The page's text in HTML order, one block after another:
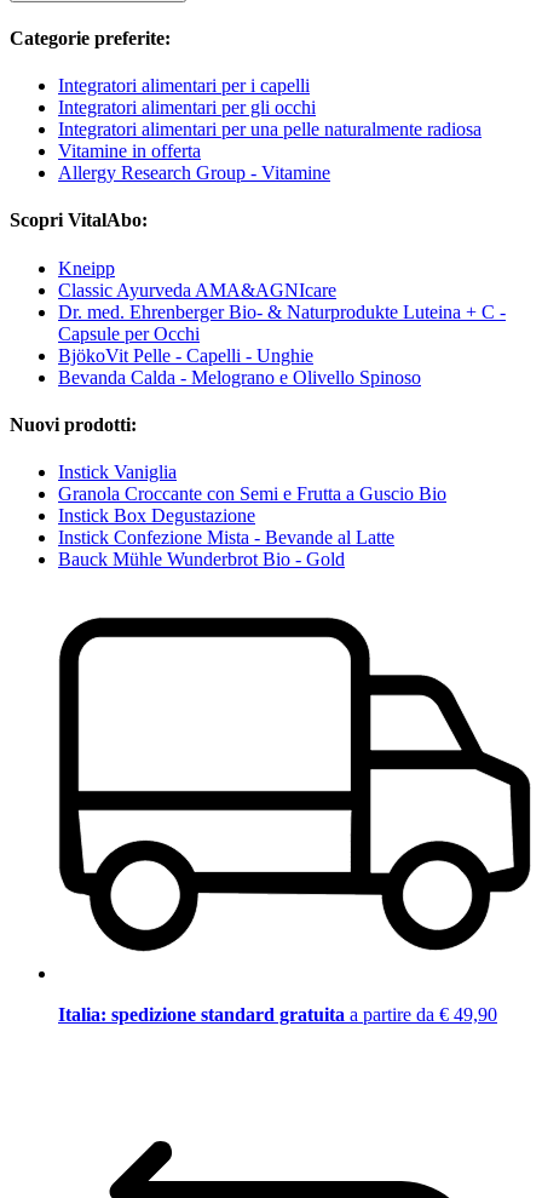
Categorie preferite:
Integratori alimentari per i capelli
Integratori alimentari per gli occhi
Integratori alimentari per una pelle naturalmente radiosa
Vitamine in offerta
Allergy Research Group - Vitamine
Scopri VitalAbo:
Kneipp
Classic Ayurveda AMA&AGNIcare
Dr. med. Ehrenberger Bio- & Naturprodukte Luteina + C -
Capsule per Occhi
BjökoVit Pelle - Capelli - Unghie
Bevanda Calda - Melograno e Olivello Spinoso
Nuovi prodotti:
Instick Vaniglia
Granola Croccante con Semi e Frutta a Guscio Bio
Instick Box Degustazione
Instick Confezione Mista - Bevande al Latte
Bauck Mühle Wunderbrot Bio - Gold
Italia: spedizione standard gratuita a partire da € 49,90